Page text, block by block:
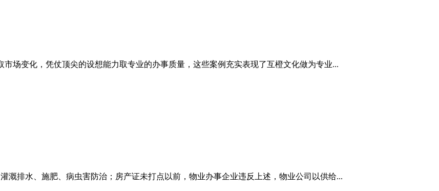
场变化，凭仗顶尖的设想能力取专业的办事质量，这些案例充实表现了互橙文化做为专业...
溉排水、施肥、病虫害防治；房产证未打点以前，物业办事企业违反上述，物业公司以供给...